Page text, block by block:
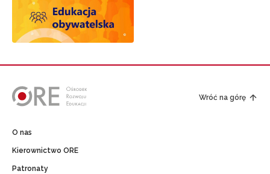
Wróć na górę
O nas
Kierownictwo ORE
Patronaty